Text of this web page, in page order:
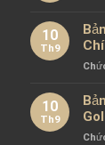
10
Th9
10
Th9